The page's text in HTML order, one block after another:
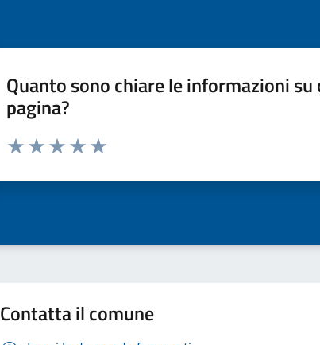
Quanto sono chiare le informazioni su
pagina?
Valuta da 1 a 5 stelle la pagina
Contatta il comune